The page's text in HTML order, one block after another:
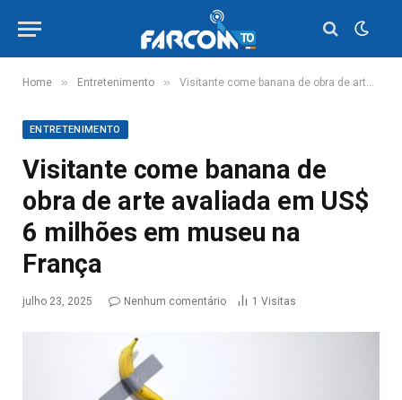
Home » Entretenimento » Visitante come banana de obra de arte avaliada em US$ 6 milhões em museu na França
ENTRETENIMENTO
Visitante come banana de
obra de arte avaliada em US$
6 milhões em museu na
França
julho 23, 2025 Nenhum comentário 1 Visitas